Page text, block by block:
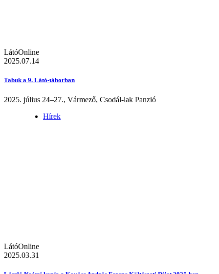
LátóOnline
2025.07.14
Tabuk a 9. Látó-táborban
2025. július 24–27., Vármező, Csodál-lak Panzió
Hírek
LátóOnline
2025.03.31